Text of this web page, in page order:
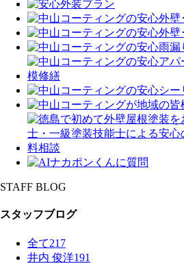
STAFF BLOG
スタッフブログ
全て217
井内 俊洋191